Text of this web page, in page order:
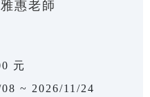
惠老師
元
~ 2026/11/24